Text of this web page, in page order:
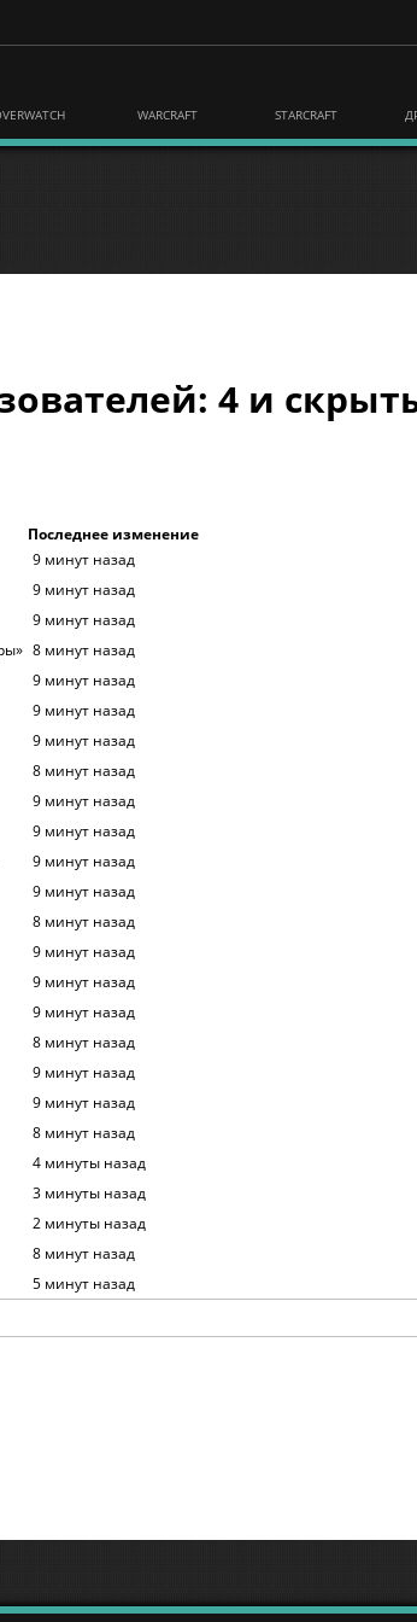
WARCRAFT STARCRAFT
4 и
Последнее изменение
9 минут назад
9 минут назад
9 минут назад
8 минут назад
9 минут назад
9 минут назад
9 минут назад
8 минут назад
9 минут назад
9 минут назад
9 минут назад
9 минут назад
8 минут назад
9 минут назад
9 минут назад
9 минут назад
8 минут назад
9 минут назад
9 минут назад
8 минут назад
4 минуты назад
3 минуты назад
2 минуты назад
8 минут назад
5 минут назад